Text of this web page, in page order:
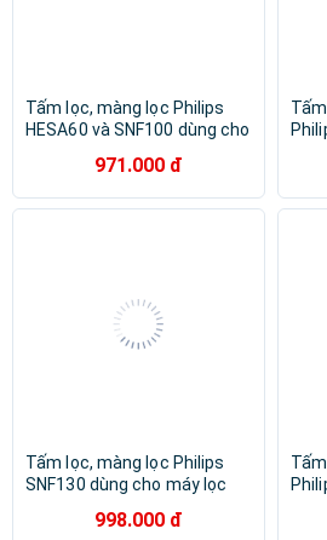
Tấm lọc, màng lọc Philips
HESA60 và SNF100 dùng cho
GP5601, GP5612, GP5613-
hàng chính hãng
971.000 đ
Tấm lọc, màng lọc Philips
SNF130 dùng cho máy lọc
Hàng chính hãng
998.000 đ